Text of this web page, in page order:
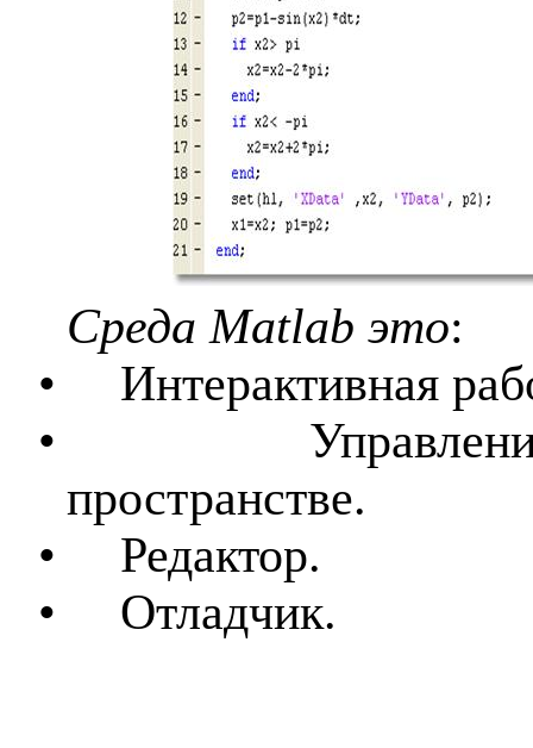
Среда Matlab это:
•
Интерактивная
•
пространстве.
•
Редактор.
•
Отладчик.